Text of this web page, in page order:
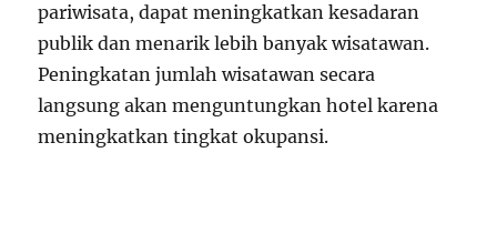
pariwisata, dapat meningkatkan kesadaran
publik dan menarik lebih banyak wisatawan.
Peningkatan jumlah wisatawan secara
langsung akan menguntungkan hotel karena
meningkatkan tingkat okupansi.